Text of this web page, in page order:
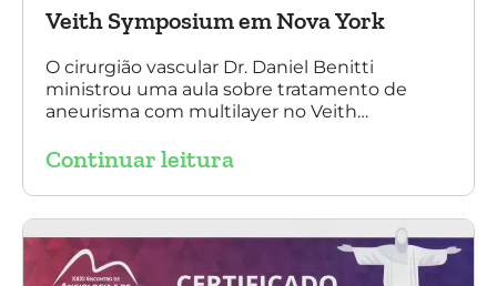
Veith Symposium em Nova York
O cirurgião vascular Dr. Daniel Benitti
ministrou uma aula sobre tratamento de
aneurisma com multilayer no Veith
Continuar leitura